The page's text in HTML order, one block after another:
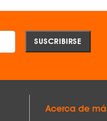
Acerca de